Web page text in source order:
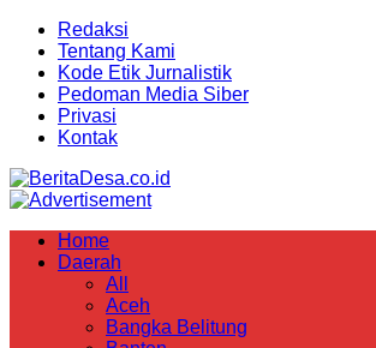
Redaksi
Tentang Kami
Kode Etik Jurnalistik
Pedoman Media Siber
Privasi
Kontak
Home
Daerah
All
Aceh
Bangka Belitung